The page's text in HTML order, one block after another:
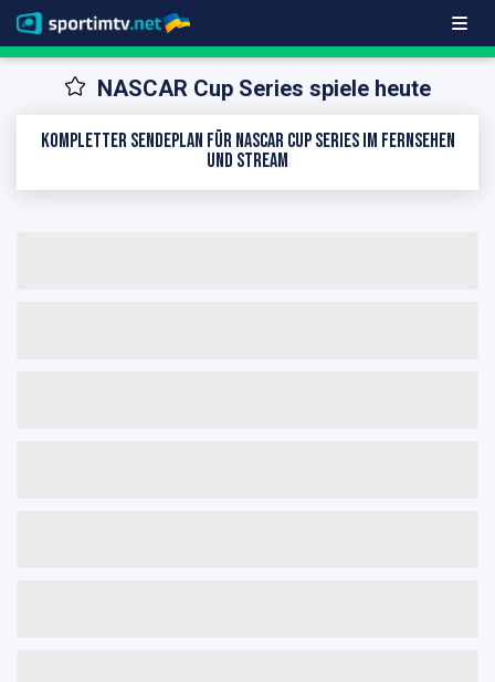
NASCAR Cup Series spiele heute
Kompletter Sendeplan für NASCAR Cup Series im Fernsehen
und Stream